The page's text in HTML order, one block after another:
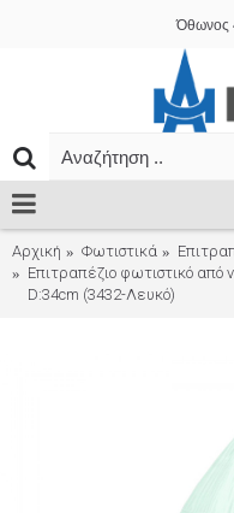
Όθωνος
Αρχική Φωτιστικά
Επιτραπέζιο φωτιστικό από
D:34cm (3432-Λευκό)